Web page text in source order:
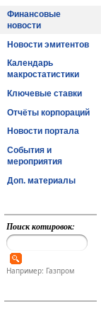
Финансовые
новости
Новости эмитентов
Календарь
макростатистики
Ключевые ставки
Отчёты корпораций
Новости портала
События и
мероприятия
Доп. материалы
Поиск котировок:
Например: Газпром